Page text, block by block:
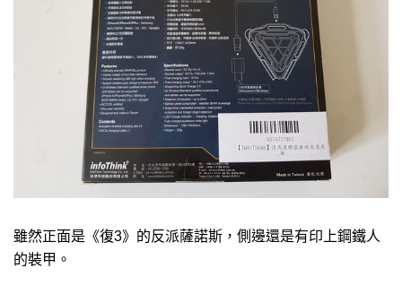
雖然正面是《復3》的反派薩諾斯，側邊還是有印上鋼鐵人
的裝甲。